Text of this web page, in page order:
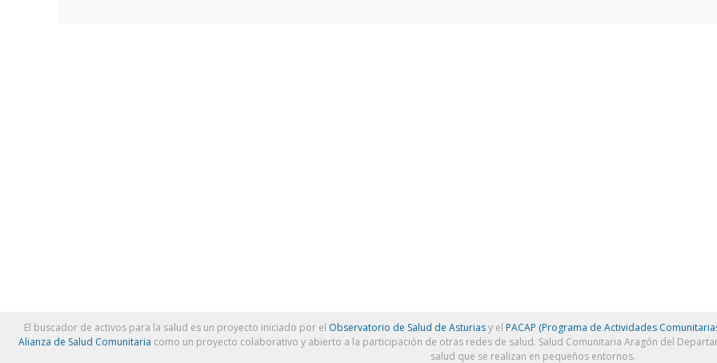
El buscador de activos para la salud es un proyecto iniciado por el Observatorio de Salud de Asturiasy el PACAP (Programa de Actividades
Alianza de Salud Comunitaria como un proyecto colaborativo y abierto a la participación de otras redes de salud. Salud Comunitaria Aragón del
salud que se realizan en pequeños entornos.